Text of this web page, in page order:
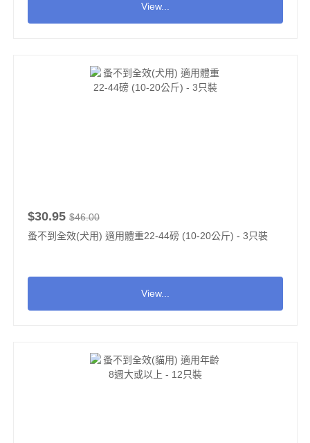
View...
$30.95 $46.00
蚤不到全效(犬用) 適用體重22-44磅 (10-20公斤) - 3只裝
View...